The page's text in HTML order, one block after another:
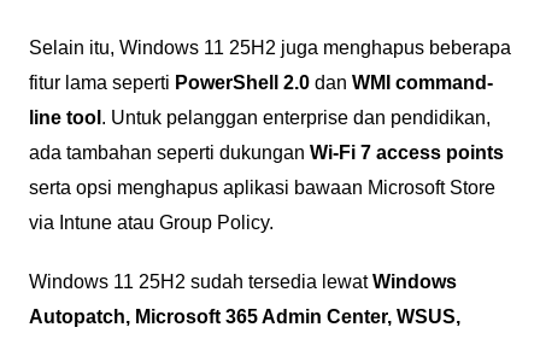
Selain itu, Windows 11 25H2 juga menghapus beberapa
fitur lama seperti PowerShell 2.0dan WMI command-
line tool . Untuk pelanggan enterprise dan pendidikan,
ada tambahan seperti dukungan Wi-Fi 7 access points
serta opsi menghapus aplikasi bawaan Microsoft Store
via Intune atau Group Policy.
Windows 11 25H2 sudah tersedia lewatWindows
Autopatch, Microsoft 365 Admin Center, WSUS,